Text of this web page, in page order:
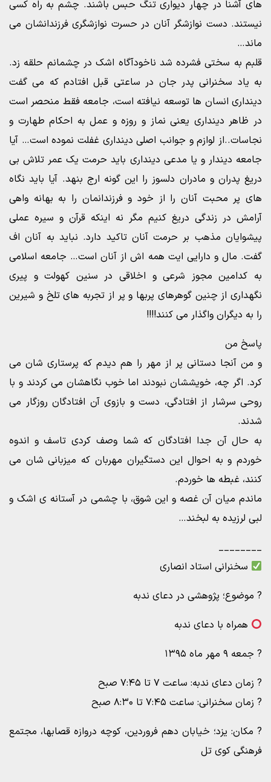
های آشنا در چهار دیواری تنگ حبس باشند. چشم به راه کسی
نیستند. دست نوازشگر آنان در حسرت نوازشگری فرزندانشان می
ماند‌…
قلبم به سختی فشرده شد ناخودآگاه اشک در چشمانم حلقه زد.
به یاد سخنرانی پدر جان در ساعتی قبل افتادم که می گفت
دینداری انسان ها توسعه نیافته است، جامعه فقط منحصر است
در ظاهر دینداری یعنی نماز و روزه و عمل به احکام طهارت و
نجاسات.‌.از لوازم و جوانب اصلی دینداری غفلت نموده است… آیا
جامعه دیندار و یا مدعی دینداری باید حرمت یک عمر تلاش بی
دریغ پدران و مادران دلسوز را این گونه ارج بنهد. آیا باید نگاه
های پر محبت آنان را از خود و فرزندانمان را به بهانه واهی
آرامش در زندگی دریغ کنیم‌ مگر نه اینکه قرآن و سیره عملی
پیشوایان مذهب بر حرمت آنان تاکید دارد. نباید به آنان اف
گفت‌. مال و دارایی ایت همه اش از آنان است‌‌… جامعه اسلامی
به کدامین مجوز شرعی و اخلاقی در سنین کهولت و پیری
نگهداری از چنین گوهرهای پربها و پر از تجربه های تلخ و شیرین
را به دیگران واگذار می کنند!!!!
پاسخ من
و من آنجا دستانی پر از مهر را هم دیدم که پرستاری شان می
کرد. اگر چه، خویششان نبودند اما خوب نگاهشان می کردند و با
روحی سرشار از افتادگی، دست و بازوی آن افتادگان روزگار می
شدند.
به حال آن جدا افتادگان که شما وصف کردی تاسف و اندوه
خوردم و به احوال این دستگیران مهربان که میزبانی شان می
کنند، غبطه ها خوردم.
ماندم میان آن غصه و این شوق، با چشمی در آستانه ی اشک و
لبی لرزیده به لبخند…
________
سخنرانی استاد انصاری
? موضوع؛ پژوهشی در دعای ندبه
همراه با دعای ندبه
? جمعه ۹ مهر ماه ۱۳۹۵
? زمان دعای ندبه: ساعت ۷ تا ۷:۴۵ صبح
? زمان سخنرانی: ساعت ۷:۴۵ تا ۸:۳۰ صبح
? مکان: یزد؛ خیابان دهم فروردین، کوچه دروازه قصابها، مجتمع
فرهنگی کوی تل